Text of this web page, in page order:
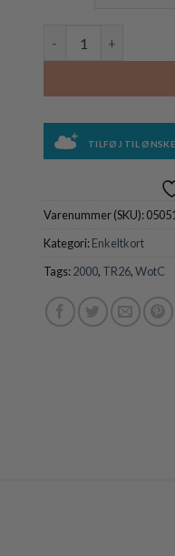
TILFØJ TIL
Varenummer (SKU):
Kategori:Enkeltkort
Tags:2000, TR26,WotC